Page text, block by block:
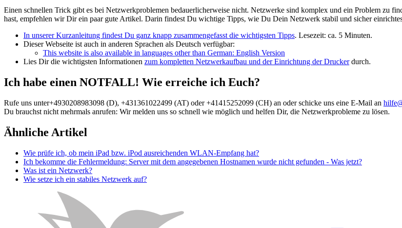
Einen schnellen Trick gibt es bei Netzwerkproblemen bedauerlicherweise nicht. Netzwerke sind komplex und ein Problem zu
hast, empfehlen wir Dir ein paar gute Artikel. Darin findest Du wichtige Tipps, wie Du Dein Netzwerk stabil und sicher
In unserer Kurzanleitung findest Du ganz knapp zusammengefasst die wichtigsten Tipps. Lesezeit: ca. 5 Minuten.
Dieser Webseite ist auch in anderen Sprachen als Deutsch verfügbar:
This website is also available in languages other than German: English Version
Lies Dir die wichtigsten Informationen zum kompletten Netzwerkaufbau und der Einrichtung der Druckerdurch.
Ich habe einen NOTFALL! Wie erreiche ich Euch?
Rufe uns unter+4930208983098 (D), +431361022499 (AT) oder +41415252099 (CH) an oder schicke uns eine E-Mail an
Du brauchst nicht mehrmals anrufen: Wir melden uns so schnell wie möglich und helfen Dir, die Netzwerkprobleme zu lösen.
Ähnliche Artikel
Wie prüfe ich, ob mein iPad bzw. iPod ausreichenden WLAN-Empfang hat?
Ich bekomme die Fehlermeldung: Server mit dem angegebenen Hostnamen wurde nicht gefunden - Was jetzt?
Was ist ein Netzwerk?
Wie setze ich ein stabiles Netzwerk auf?